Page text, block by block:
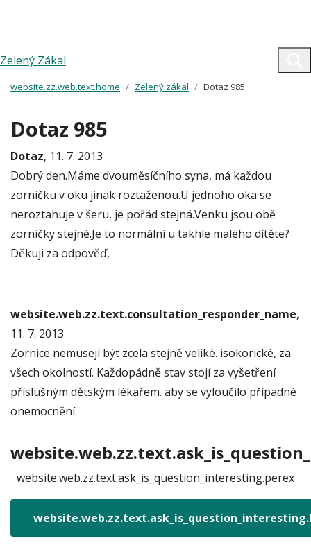
Zelený Zákal
website.zz.web.text.home Zelený zákal Dotaz 985
Dotaz 985
Dotaz, 11. 7. 2013
Dobrý den.Máme dvouměsíčního syna, má každou
zorničku v oku jinak roztaženou.U jednoho oka se
neroztahuje v šeru, je pořád stejná.Venku jsou obě
zorničky stejné.Je to normální u takhle malého dítěte?
Děkuji za odpověď,
website.web.zz.text.consultation_responder_name,
11. 7. 2013
Zornice nemusejí být zcela stejně veliké. isokorické, za
všech okolností. Každopádně stav stojí za vyšetření
příslušným dětským lékařem. aby se vyloučilo případné
onemocnění.
website.web.zz.text.ask_is_question_interesting.perex